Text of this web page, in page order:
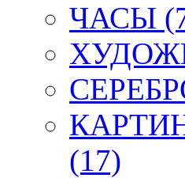
ЧАСЫ
(17)